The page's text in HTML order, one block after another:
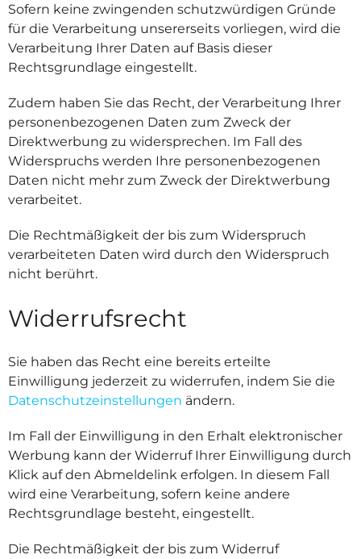
Sofern keine zwingenden schutzwürdigen Gründe
für die Verarbeitung unsererseits vorliegen, wird die
Verarbeitung Ihrer Daten auf Basis dieser
Rechtsgrundlage eingestellt.
Zudem haben Sie das Recht, der Verarbeitung Ihrer
personenbezogenen Daten zum Zweck der
Direktwerbung zu widersprechen. Im Fall des
Widerspruchs werden Ihre personenbezogenen
Daten nicht mehr zum Zweck der Direktwerbung
verarbeitet.
Die Rechtmäßigkeit der bis zum Widerspruch
verarbeiteten Daten wird durch den Widerspruch
nicht berührt.
Widerrufsrecht
Sie haben das Recht eine bereits erteilte
Einwilligung jederzeit zu widerrufen, indem Sie die
Datenschutzeinstellungen ändern.
Im Fall der Einwilligung in den Erhalt elektronischer
Werbung kann der Widerruf Ihrer Einwilligung durch
Klick auf den Abmeldelink erfolgen. In diesem Fall
wird eine Verarbeitung, sofern keine andere
Rechtsgrundlage besteht, eingestellt.
Die Rechtmäßigkeit der bis zum Widerruf